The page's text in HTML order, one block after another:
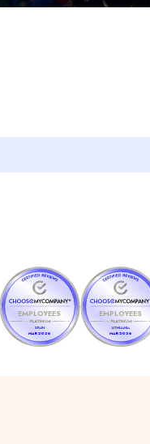
EMPLOYEES
SPAIN
MAR 2026
EMPLOYEES
LITHUANIA
MAR 2026